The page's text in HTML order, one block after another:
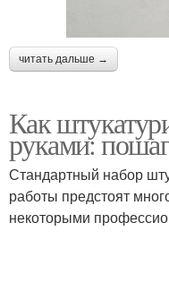
читать дальше →
Как
руками:
Стандартный набор
работы предстоят
некоторыми